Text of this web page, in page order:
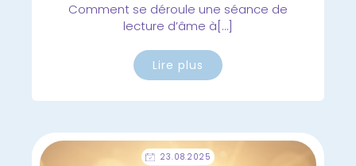
Comment se déroule une séance de
lecture d’âme à[…]
Lire plus
23.08.2025